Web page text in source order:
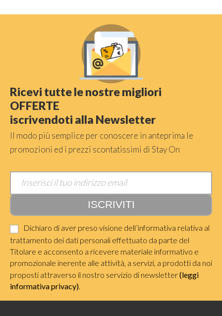
Ricevi tutte le nostre migliori
OFFERTE
iscrivendoti alla Newsletter
Il modo più semplice per conoscere in anteprima le
promozioni ed i prezzi scontatissimi di Stay On
Dichiaro di aver preso visione dell’informativa relativa al
trattamento dei dati personali effettuato da parte del
Titolare e acconsento a ricevere materiale informativo e
promozionale inerente alle attività, a servizi, a prodotti da noi
proposti attraverso il nostro servizio di newsletter(leggi
informativa privacy).